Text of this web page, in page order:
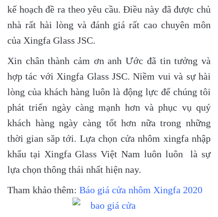
kế hoạch đề ra theo yêu cầu. Điều này đã được chủ
nhà rất hài lòng và đánh giá rất cao chuyên môn
của Xingfa Glass JSC.
Xin chân thành cảm ơn anh Ước đã tin tưởng và
hợp tác với Xingfa Glass JSC. Niềm vui và sự hài
lòng của khách hàng luôn là động lực để chúng tôi
phát triển ngày càng mạnh hơn và phục vụ quý
khách hàng ngày càng tốt hơn nữa trong những
thời gian săp tới. Lựa chọn cửa nhôm xingfa nhập
khẩu tại Xingfa Glass Việt Nam luôn luôn là sự
lựa chọn thông thái nhất hiện nay.
Tham khảo thêm: Báo giá cửa nhôm Xingfa 2020